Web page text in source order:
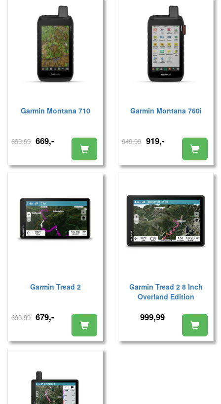
Garmin Montana 710
699,99 669,-
Garmin Montana 760i
949,99 919,-
Garmin Tread 2
699,99 679,-
Garmin Tread 2 8 Inch
Overland Edition
999,99